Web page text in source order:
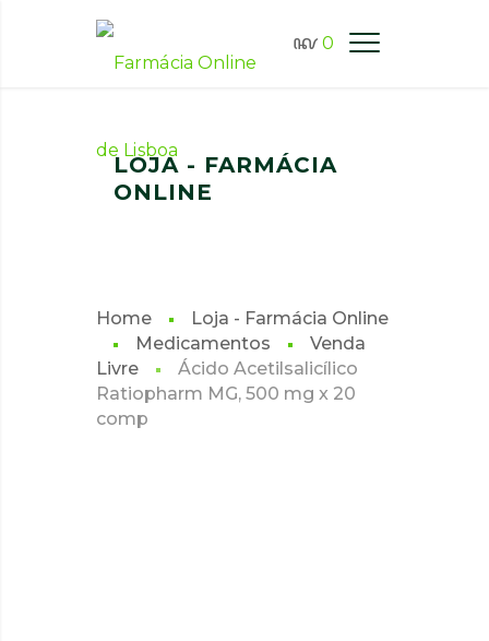
0
FARMÁCIA ONLINE LISBOA
LOJA - FARMÁCIA
ONLINE
Home
Loja - Farmácia Online
Medicamentos
Venda
Livre
Ácido Acetilsalicílico
Ratiopharm MG, 500 mg x 20
comp